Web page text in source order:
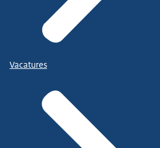
Vacatures